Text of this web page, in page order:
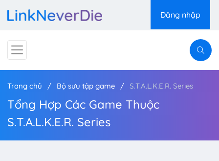
Đăng nhập
Trang chủ Bộ sưu tập game S.T.A.L.K.E.R. Series
Tổng Hợp Các Game Thuộc
S.T.A.L.K.E.R. Series